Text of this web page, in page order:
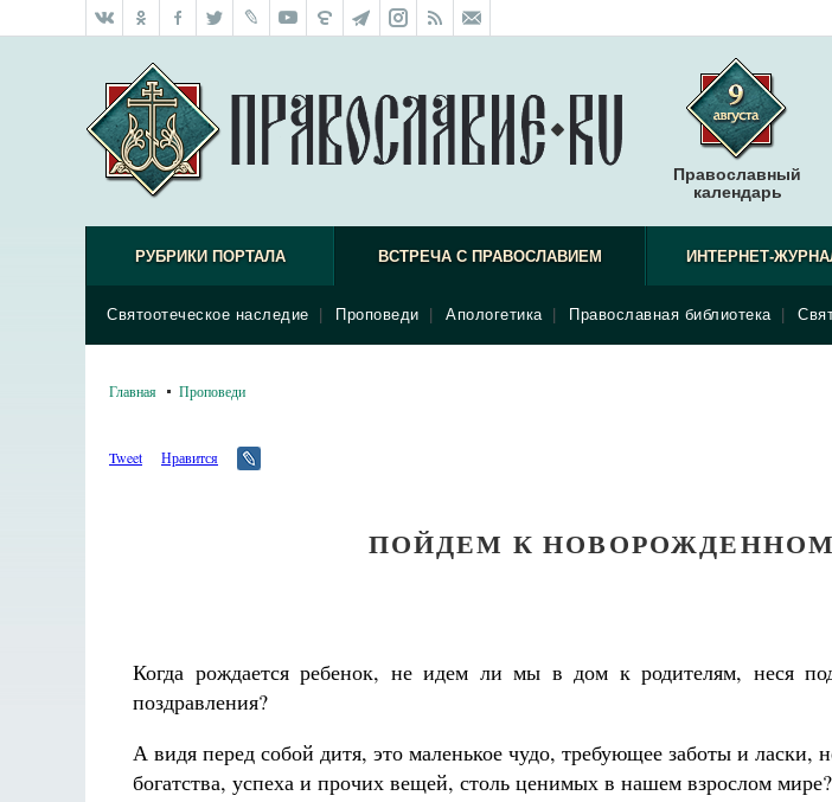
Православный
календарь
РУБРИКИ ПОРТАЛА ВСТРЕЧА С ПРАВОСЛАВИЕМ
Святоотеческое наследие Проповеди Апологетика Православная библиотека
ИНТЕРНЕТ-
Главная Проповеди
Tweet Нравится
ПОЙДЕМ К
Когда рождается ребенок, не идем ли мы в дом к родителям, неся
поздравления?
А видя перед собой дитя, это маленькое чудо, требующее заботы и ласки,
богатства, успеха и прочих вещей, столь ценимых в нашем взрослом мире?